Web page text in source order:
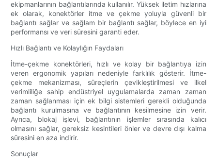
ekipmanlarının bağlantılarında kullanılır. Yüksek iletim hızlarına
ek olarak, konektörler itme ve çekme yoluyla güvenli bir
bağlantı sağlar ve sağlam bir bağlantı sağlar, böylece en iyi
performansı ve veri süresini garanti eder.
Hızlı Bağlantı ve Kolaylığın Faydaları
İtme-çekme konektörleri, hızlı ve kolay bir bağlantıya izin
veren ergonomik yapıları nedeniyle farklılık gösterir. İtme-
çekme mekanizması, süreçlerin çevikleştirilmesi ve ilkel
verimliliğe sahip endüstriyel uygulamalarda zaman zaman
zaman sağlanması için ek bilgi sistemleri gerekli olduğunda
bağlantı kurulmasına ve bağlantının kesilmesine izin verir.
Ayrıca, blokaj işlevi, bağlantının işlemler sırasında kalıcı
olmasını sağlar, gereksiz kesintileri önler ve devre dışı kalma
süresini en aza indirir.
Sonuçlar